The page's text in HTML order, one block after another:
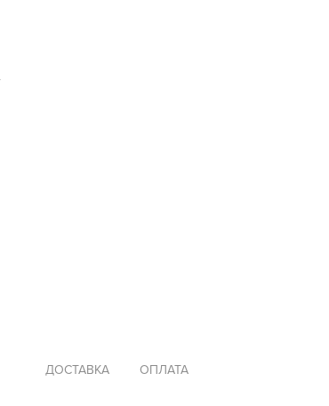
ДОСТАВКА ОПЛАТА